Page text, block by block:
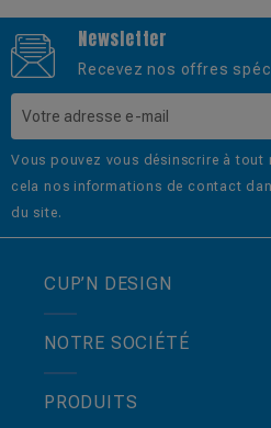
Newsletter
Recevez nos offres
Vous pouvez vous désinscrire à tout
cela nos informations de contact
du site.
CUP’N DESIGN
NOTRE SOCIÉTÉ
PRODUITS